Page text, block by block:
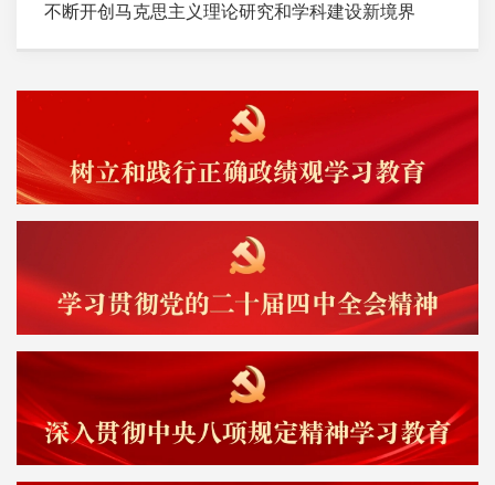
不断开创马克思主义理论研究和学科建设新境界